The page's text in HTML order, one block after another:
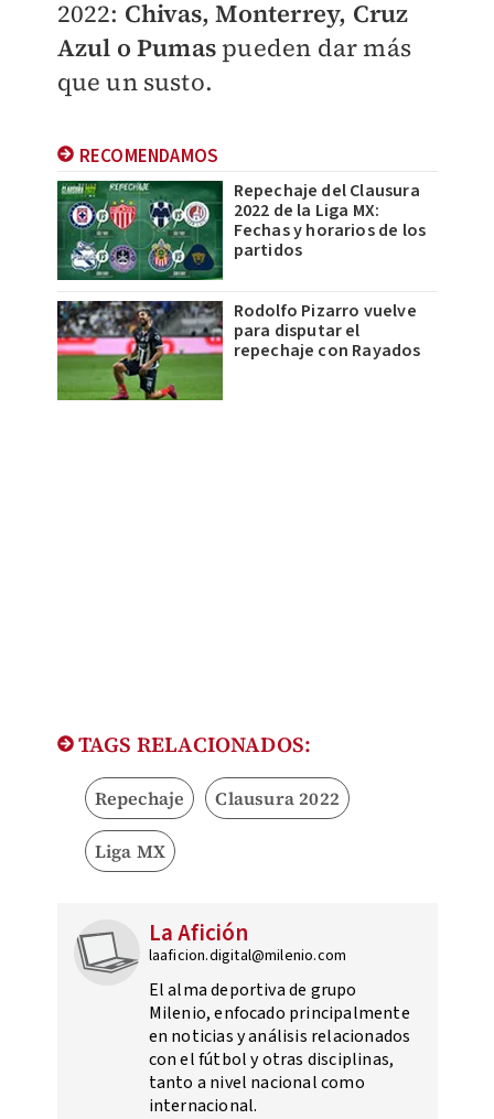
2022: Chivas, Monterrey, Cruz
Azul o Pumas pueden dar más
que un susto.
RECOMENDAMOS
Repechaje del Clausura
2022 de la Liga MX:
Fechas y horarios de los
partidos
Rodolfo Pizarro vuelve
para disputar el
repechaje con Rayados
TAGS RELACIONADOS:
Repechaje Clausura 2022
Liga MX
La Afición
laaficion.digital@milenio.com
El alma deportiva de grupo
Milenio, enfocado principalmente
en noticias y análisis relacionados
con el fútbol y otras disciplinas,
tanto a nivel nacional como
internacional.